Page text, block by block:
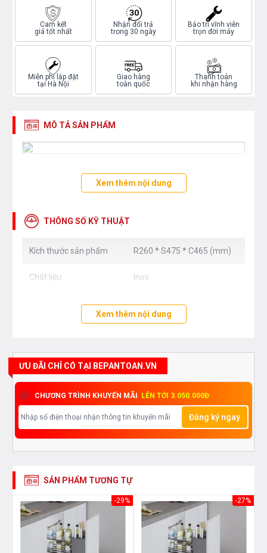
Cam kết
giá tốt nhất
Nhận đổi trả
trong 30 ngày
Bảo trì vĩnh viễn
trọn đời máy
Miễn phí lắp đặt
tại Hà Nội
Giao hàng
toàn quốc
Thanh toán
khi nhận hàng
MÔ TẢ SẢN PHẨM
Xem thêm nội dung
THÔNG SỐ KỸ THUẬT
Kích thước sản phẩm R260 * S475 * C465 (mm)
Chất liệu Inox
Xem thêm nội dung
ƯU ĐÃI CHỈ CÓ TẠI BEPANTOAN.VN
CHƯƠNG TRÌNH KHUYẾN MÃI LÊN TỚI 3.050.000Đ
Đăng ký ngay
SẢN PHẨM TƯƠNG TỰ
-29% -27%